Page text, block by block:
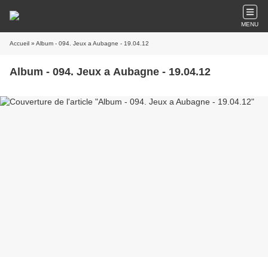
MENU
Accueil » Album - 094. Jeux a Aubagne - 19.04.12
Album - 094. Jeux a Aubagne - 19.04.12